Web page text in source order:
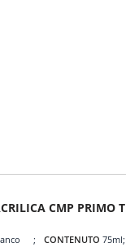
CMP PRIMO
CONTENUTO 75ml